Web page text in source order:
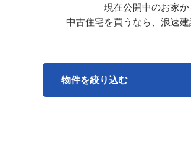
現在公開中のお家
中古住宅を買うなら、浪速
物件を絞り込む